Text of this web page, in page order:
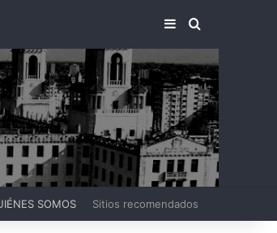
BARRA LATERAL
BUSCAR
SOMOS Sitios recomendados